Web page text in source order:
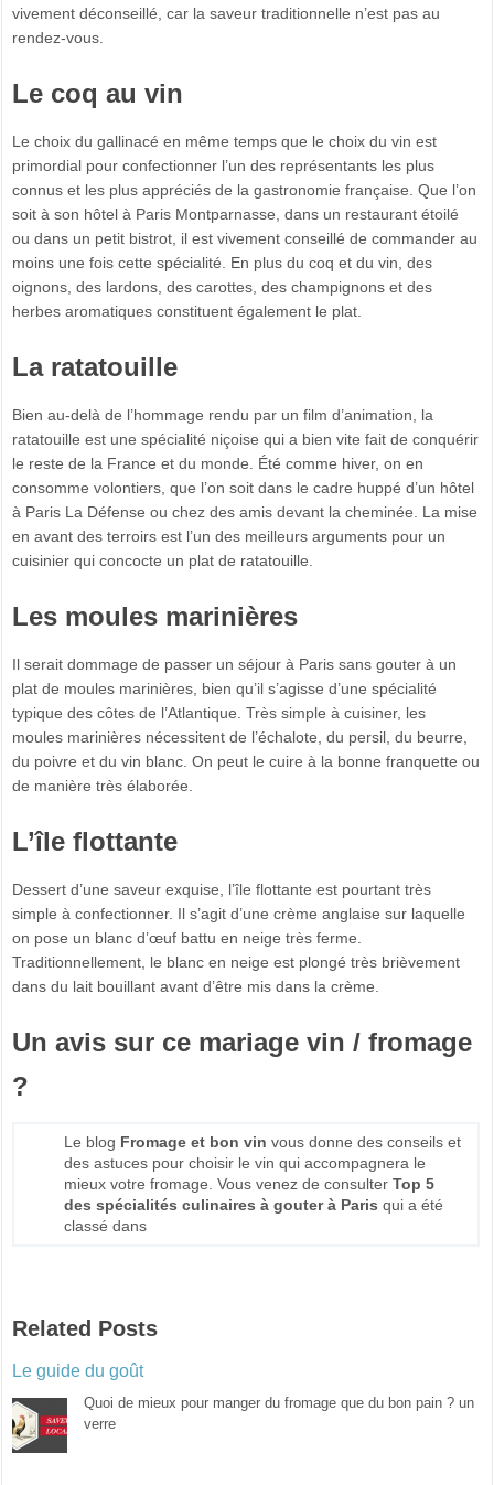
vivement déconseillé, car la saveur traditionnelle n’est pas au
rendez-vous.
Le coq au vin
Le choix du gallinacé en même temps que le choix du vin est
primordial pour confectionner l’un des représentants les plus
connus et les plus appréciés de la gastronomie française. Que l’on
soit à son hôtel à Paris Montparnasse, dans un restaurant étoilé
ou dans un petit bistrot, il est vivement conseillé de commander au
moins une fois cette spécialité. En plus du coq et du vin, des
oignons, des lardons, des carottes, des champignons et des
herbes aromatiques constituent également le plat.
La ratatouille
Bien au-delà de l’hommage rendu par un film d’animation, la
ratatouille est une spécialité niçoise qui a bien vite fait de conquérir
le reste de la France et du monde. Été comme hiver, on en
consomme volontiers, que l’on soit dans le cadre huppé d’un hôtel
à Paris La Défense ou chez des amis devant la cheminée. La mise
en avant des terroirs est l’un des meilleurs arguments pour un
cuisinier qui concocte un plat de ratatouille.
Les moules marinières
Il serait dommage de passer un séjour à Paris sans gouter à un
plat de moules marinières, bien qu’il s’agisse d’une spécialité
typique des côtes de l’Atlantique. Très simple à cuisiner, les
moules marinières nécessitent de l’échalote, du persil, du beurre,
du poivre et du vin blanc. On peut le cuire à la bonne franquette ou
de manière très élaborée.
L’île flottante
Dessert d’une saveur exquise, l’île flottante est pourtant très
simple à confectionner. Il s’agit d’une crème anglaise sur laquelle
on pose un blanc d’œuf battu en neige très ferme.
Traditionnellement, le blanc en neige est plongé très brièvement
dans du lait bouillant avant d’être mis dans la crème.
Un avis sur ce mariage vin / fromage
?
Le blog Fromage et bon vin vous donne des conseils et
des astuces pour choisir le vin qui accompagnera le
mieux votre fromage. Vous venez de consulterTop 5
des spécialités culinaires à gouter à Paris qui a été
classé dans
Related Posts
Le guide du goût
Quoi de mieux pour manger du fromage que du bon pain ? un
verre